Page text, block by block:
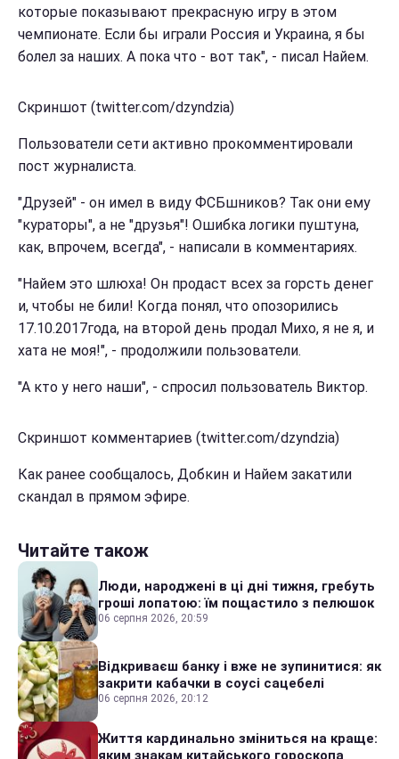
которые показывают прекрасную игру в этом
чемпионате. Если бы играли Россия и Украина, я бы
болел за наших. А пока что - вот так", - писал Найем.
Скриншот (twitter.com/dzyndzia)
Пользователи сети активно прокомментировали
пост журналиста.
"Друзей" - он имел в виду ФСБшников? Так они ему
"кураторы", а не "друзья"! Ошибка логики пуштуна,
как, впрочем, всегда", - написали в комментариях.
"Найем это шлюха! Он продаст всех за горсть денег
и, чтобы не били! Когда понял, что опозорились
17.10.2017года, на второй день продал Михо, я не я, и
хата не моя!", - продолжили пользователи.
"А кто у него наши", - спросил пользователь Виктор.
Скриншот комментариев (twitter.com/dzyndzia)
Как ранее сообщалось, Добкин и Найем закатили
скандал в прямом эфире.
Читайте також
Люди, народжені в ці дні тижня, гребуть
гроші лопатою: їм пощастило з пелюшок
06 серпня 2026, 20:59
Відкриваєш банку і вже не зупинитися: як
закрити кабачки в соусі сацебелі
06 серпня 2026, 20:12
Життя кардинально зміниться на краще:
яким знакам китайського гороскопа